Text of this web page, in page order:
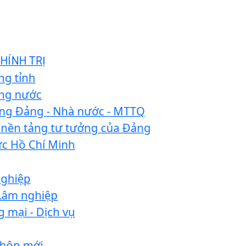
TRỊ
tỉnh
nước
Đảng - Nhà nước - MTTQ
nền tảng tư tưởng của Đảng
Hồ Chí Minh
nghiệp
mại - Dịch vụ